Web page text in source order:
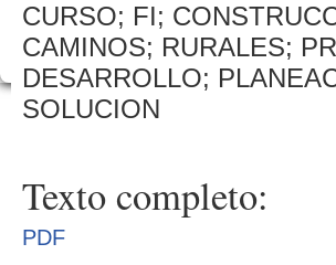
CURSO; FI;
CAMINOS; RURALES;
DESARROLLO;
SOLUCION
Texto completo:
PDF